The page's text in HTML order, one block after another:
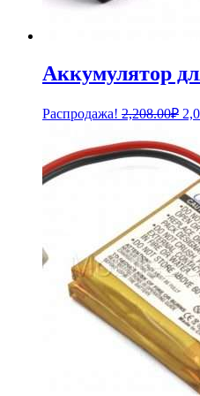
Аккумулятор
Распродажа! 2,208.00₽